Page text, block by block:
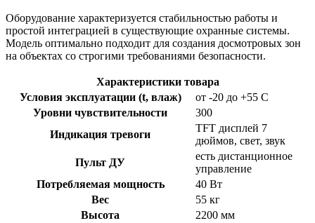
Оборудование характеризуется стабильностью работы и
простой интеграцией в существующие охранные системы.
Модель оптимально подходит для создания досмотровых зон
на объектах со строгими требованиями безопасности.
Характеристики товара
Условия эксплуатации (t, влаж)
от -20 до +55 С
Уровни чувствительности
300
Индикация тревоги
TFT дисплей 7
дюймов, свет, звук
Пульт ДУ
есть дистанционное
управление
Потребляемая мощность
40 Вт
Вес
55 кг
Высота
2200 мм